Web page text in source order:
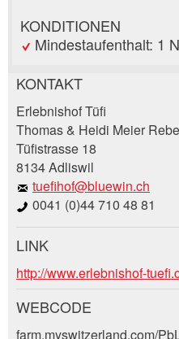
KONDITIONEN
Mindestaufenthalt: 1
Anzeige
Ihr Feedback wird sehr
Allgemeines Feedback
Anzeige nicht mehr
Anzeige unvollständig
Anzeige
Empfehlen Sie diese
KONTAKT
Erlebnishof Tüfi
Thomas & Heidi Meier
Tüfistrasse 18
8134 Adliswil
tuefihof@bluewin.ch
0041 (0)44 710 48 81
Verfassen Sie eine
Kontaktpersonen dieser
LINK
http://www.erlebnishof-
WEBCODE
farm.myswitzerland.com/